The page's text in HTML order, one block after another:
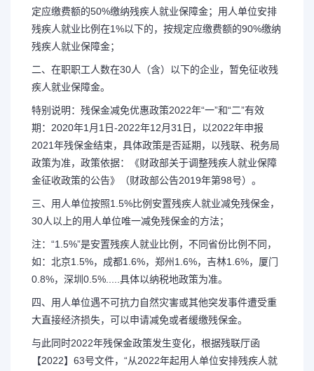
定应缴费额的50%缴纳残疾人就业保障金；用人单位安排
残疾人就业比例在1%以下的，按规定应缴费额的90%缴纳
残疾人就业保障金；
二、在职职工人数在30人（含）以下的企业，暂免征收残
疾人就业保障金。
特别说明：残保金减免优惠政策2022年“一”和“二”有效
期：2020年1月1日-2022年12月31日，以2022年申报
2021年残保金结束，具体政策是否延期，以残联、税务局
政策为准，政策依据：《财政部关于调整残疾人就业保障
金征收政策的公告》（财政部公告2019年第98号）。
三、用人单位按照1.5%比例安置残疾人就业减免残保金，
30人以上的用人单位唯一减免残保金的方法；
注：“1.5%”是安置残疾人就业比例，不同省份比例不同，
如：北京1.5%，成都1.6%，郑州1.6%，吉林1.6%，厦门
0.8%，深圳0.5%.....具体以纳税地政策为准。
四、用人单位遇不可抗力自然灾害或其他突发事件遭受重
大直接经济损失，可以申请减免或者缓缴残保金。
与此同时2022年残保金政策发生变化，根据残联厅函
【2022】63号文件，“从2022年起用人单位安排残疾人就